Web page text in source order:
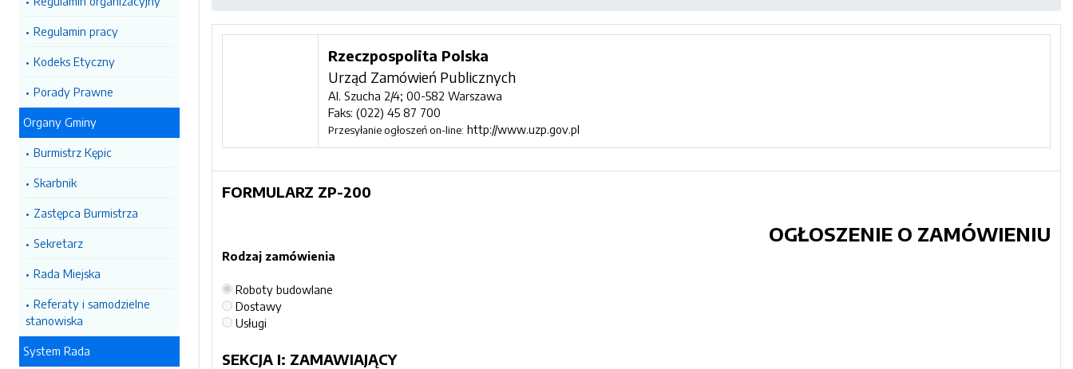
Regulamin pracy
Kodeks Etyczny
Porady Prawne
Organy Gminy
Burmistrz Kępic
Skarbnik
Zastępca Burmistrza
Sekretarz
Rada Miejska
Referaty i samodzielne
stanowiska
System Rada
Rzeczpospolita Polska
Urząd Zamówień Publicznych
Al. Szucha 2/4; 00-582 Warszawa
Faks: (022) 45 87 700
Przesyłanie ogłoszeń on-line: http://www.uzp.gov.pl
FORMULARZ ZP-200
OGŁOSZENIE O ZAMÓWIENIU
Rodzaj zamówienia
Roboty budowlane
Dostawy
Usługi
SEKCJA I: ZAMAWIAJĄCY